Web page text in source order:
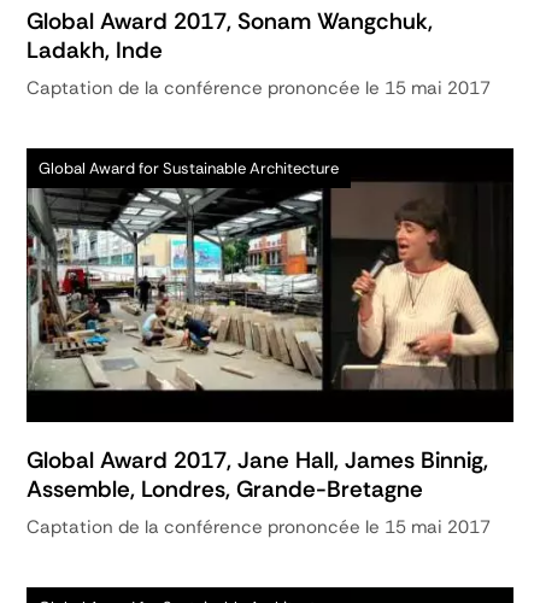
Global Award 2017, Sonam Wangchuk,
Ladakh, Inde
Captation de la conférence prononcée le 15 mai 2017
Global Award for Sustainable Architecture
Global Award 2017, Jane Hall, James Binnig,
Assemble, Londres, Grande-Bretagne
Captation de la conférence prononcée le 15 mai 2017